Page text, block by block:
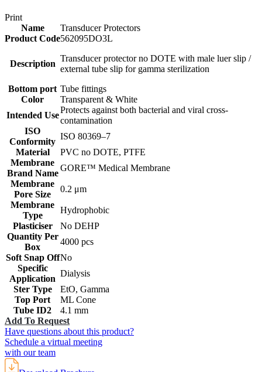
Print
Name
Transducer Protectors
Product Code562095DO3L
Description
Transducer protector no DOTE with male luer slip /
external tube slip for gamma sterilization
Bottom port Tube fittings
Color
Transparent & White
Intended Use
Protects against both bacterial and viral cross-
contamination
ISO
Conformity
‎ISO 80369–7
Material
PVC no DOTE, PTFE
Membrane
Brand Name
GORE™ Medical Membrane
Membrane
Pore Size
0.2 μm
Membrane
Type
Hydrophobic
Plasticiser
No DEHP
Quantity Per
Box
4000 pcs
Soft Snap OffNo
Specific
Application
Dialysis
Ster Type
EtO, Gamma
Top Port
ML Cone
Tube ID2
4.1 mm
Add To Request
Have questions about this product?
Schedule a virtual meeting
with our team